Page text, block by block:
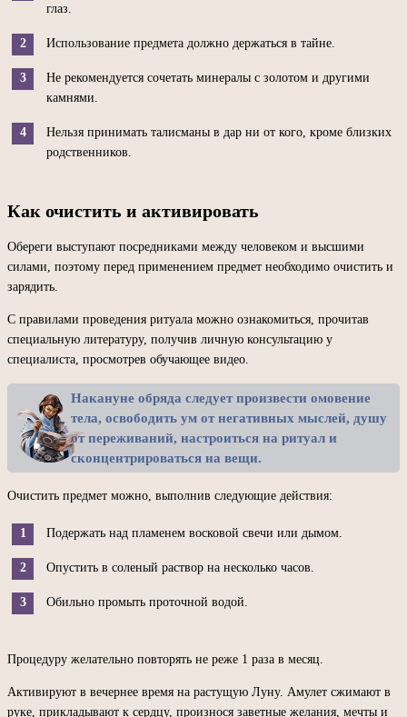
глаз.
Использование предмета должно держаться в тайне.
Не рекомендуется сочетать минералы с золотом и другими
камнями.
Нельзя принимать талисманы в дар ни от кого, кроме близких
родственников.
Как очистить и активировать
Обереги выступают посредниками между человеком и высшими
силами, поэтому перед применением предмет необходимо очистить и
зарядить.
С правилами проведения ритуала можно ознакомиться, прочитав
специальную литературу, получив личную консультацию у
специалиста, просмотрев обучающее видео.
Накануне обряда следует произвести омовение
тела, освободить ум от негативных мыслей, душу
от переживаний, настроиться на ритуал и
сконцентрироваться на вещи.
Очистить предмет можно, выполнив следующие действия:
Подержать над пламенем восковой свечи или дымом.
Опустить в соленый раствор на несколько часов.
Обильно промыть проточной водой.
Процедуру желательно повторять не реже 1 раза в месяц.
Активируют в вечернее время на растущую Луну. Амулет сжимают в
руке, прикладывают к сердцу, произнося заветные желания, мечты и